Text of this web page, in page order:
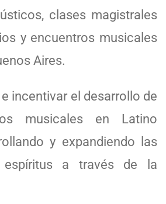
clases magistrales
y encuentros musicales
Aires.
incentivar el desarrollo de
musicales en Latino
y expandiendo las
a través de la